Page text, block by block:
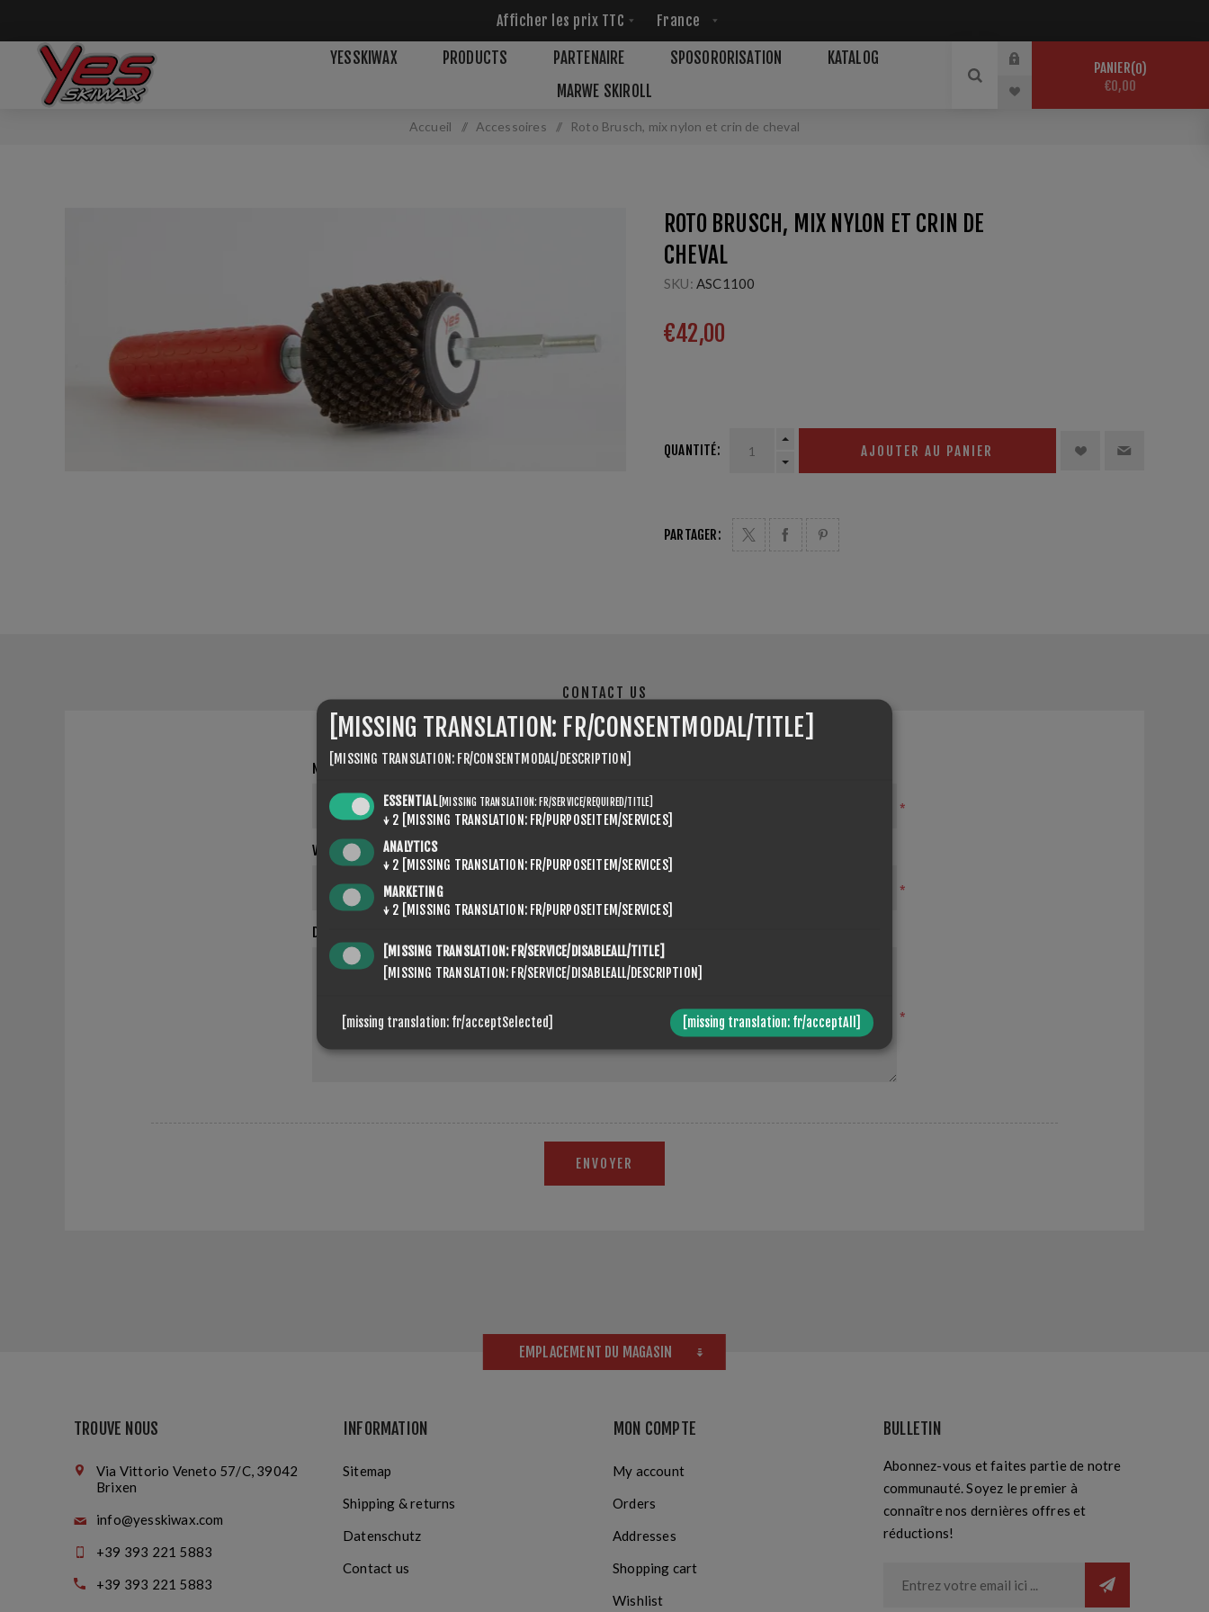
YESSKIWAX PRODUCTS PARTENAIRE SPOSORORISATION
KATALOG
MARWE SKIROLL
PANIER 0
€0,00
Accueil / Accessoires / Roto Brusch, mix nylon et crin de cheval
ROTO BRUSCH, MIX NYLON ET CRIN DE
CHEVAL
SKU: ASC1100
€42,00
QUANTITÉ: AJOUTER AU PANIER
PARTAGER:
CONTACT US
NOM ET PRÉNOM
*
VOTRE ADRESSE EMAIL
*
DEMANDE DE RENSEIGNEMENTS
*
ENVOYER
EMPLACEMENT DU MAGASIN
TROUVE NOUS
Via Vittorio Veneto 57/C, 39042
Brixen
info@yesskiwax.com
+39 393 221 5883
+39 393 221 5883
INFORMATION
Sitemap
Shipping & returns
Datenschutz
Contact us
MON COMPTE
My account
Orders
Addresses
Shopping cart
Wishlist
BULLETIN
Abonnez-vous et faites partie de notre
communauté. Soyez le premier à
connaître nos dernières offres et
réductions!
[MISSING TRANSLATION: FR/CONSENTMODAL/TITLE]
[MISSING TRANSLATION: FR/CONSENTMODAL/DESCRIPTION]
ESSENTIAL [MISSING TRANSLATION: FR/SERVICE/REQUIRED/TITLE]
↓ 2
[MISSING TRANSLATION: FR/PURPOSEITEM/SERVICES]
ANALYTICS
↓ 2
[MISSING TRANSLATION: FR/PURPOSEITEM/SERVICES]
MARKETING
↓ 2 [MISSING TRANSLATION: FR/PURPOSEITEM/SERVICES]
[MISSING TRANSLATION: FR/SERVICE/DISABLEALL/TITLE]
[MISSING TRANSLATION: FR/SERVICE/DISABLEALL/DESCRIPTION]
[missing translation: fr/acceptSelected] [missing translation: fr/acceptAll]